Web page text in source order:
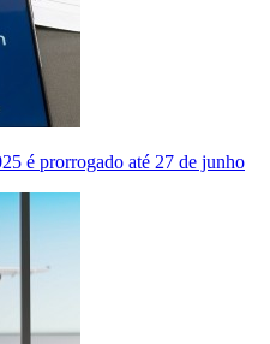
é prorrogado até 27 de junho